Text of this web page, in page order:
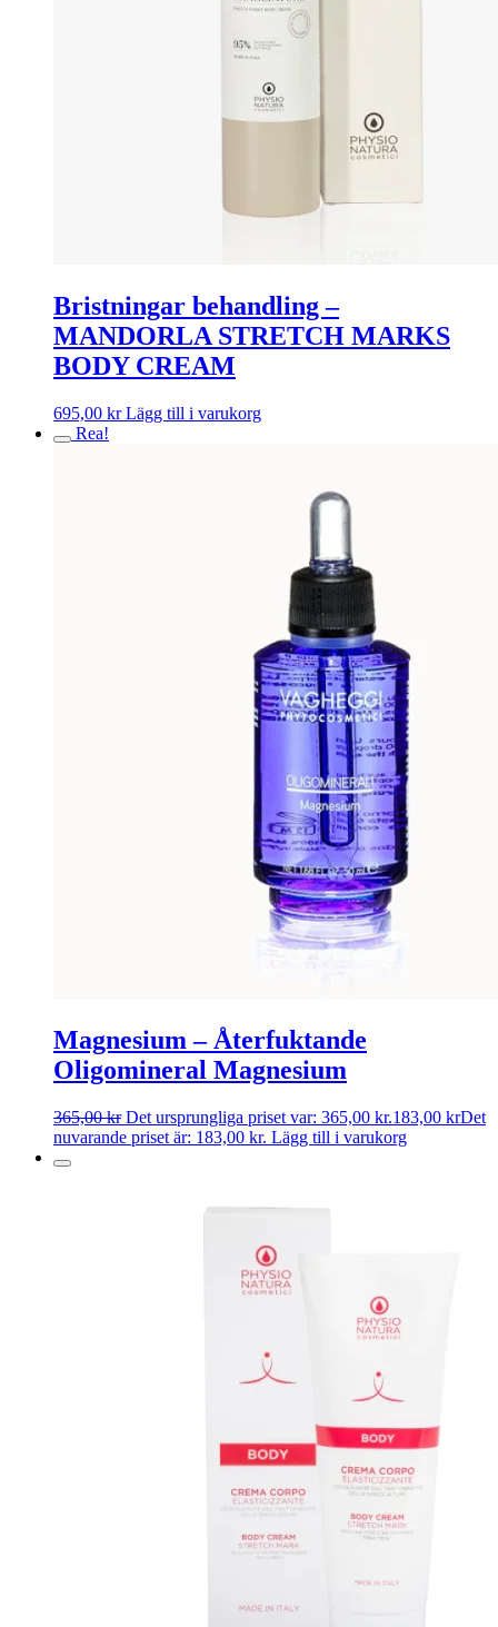
Bristningar behandling –
MANDORLA STRETCH MARKS
BODY CREAM
695,00 kr Lägg till i varukorg
Rea!
Magnesium – Återfuktande
Oligomineral Magnesium
365,00kr Det ursprungliga priset var: 365,00 kr.183,00 krDet
nuvarande priset är: 183,00 kr. Lägg till i varukorg